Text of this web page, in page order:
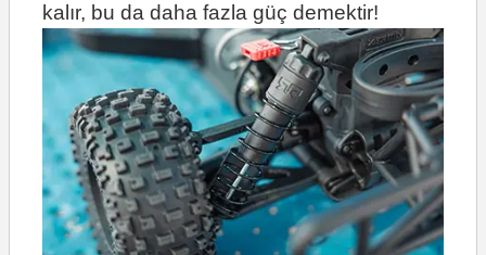
kalır, bu da daha fazla güç demektir!